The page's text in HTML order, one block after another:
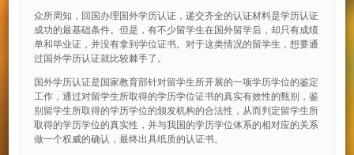
众所周知，回国办理国外学历认证，递交齐全的认证材料是学历认证
成功的最基础条件。但是，有不少留学生在国外留学后，却只有成绩
单和毕业证，并没有拿到学位证书。对于这类情况的留学生，想要通
过国外学历认证就比较棘手了。
国外学历认证是国家教育部针对留学生所开展的一项学历学位的鉴定
工作，通过对留学生所取得的学历学位证书的真实有效性的甄别，鉴
别留学生所取得的学历学位的颁发机构的合法性，从而判定留学生所
取得的学历学位的真实性，并与我国的学历学位体系的相对应的关系
做一个权威的确认，最终出具纸质的认证书。